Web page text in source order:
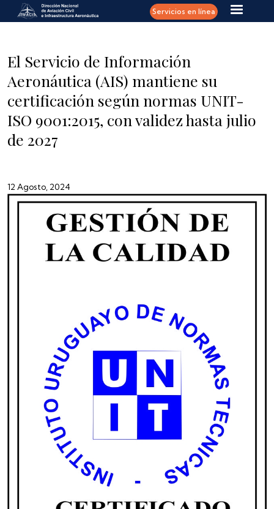
Pasar al contenido principal Servicios en línea
El Servicio de Información
Aeronáutica (AIS) mantiene su
certificación según normas UNIT-
ISO 9001:2015, con validez hasta julio
de 2027
12 Agosto, 2024